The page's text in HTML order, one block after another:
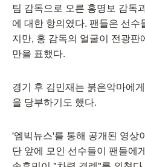
팀 감독으로 오른 홍명보 감독
에 대한 항의였다. 팬들은 선
지만, 홍 감독의 얼굴이 전광
만을 표했다.
경기 후 김민재는 붉은악마에
을 당부하기도 했다.
'엠빅뉴스'를 통해 공개된 영상
단 앞에 모인 선수들이 팬들에